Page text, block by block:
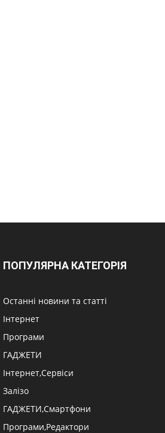
ПОПУЛЯРНА КАТЕГОРІЯ
Останні новини та статті
Інтернет
Програми
ГАДЖЕТИ
Інтернет,Сервіси
Залізо
ГАДЖЕТИ,Смартфони
Програми,Редактори